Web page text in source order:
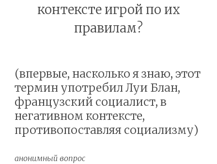
контексте игрой по их
правилам?
(впервые, насколько я знаю, этот
термин употребил Луи Блан,
французский социалист, в
негативном контексте,
противопоставляя социализму)
анонимный вопрос